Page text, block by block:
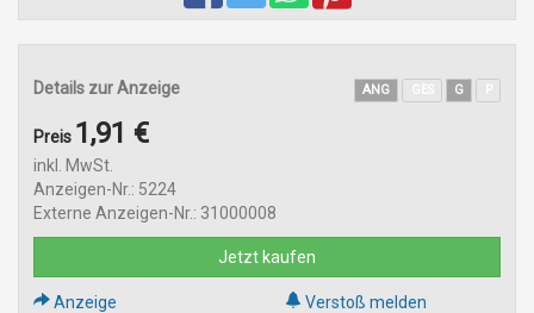
Details zur Anzeige ANG G
Preis 1,91 €
inkl. MwSt.
Anzeigen-Nr.: 5224
Externe Anzeigen-Nr.: 31000008
Jetzt kaufen
Anzeige
Verstoß melden